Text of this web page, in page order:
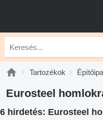
Tartozékok
Eurosteel
6 hirdetés: Eurosteel